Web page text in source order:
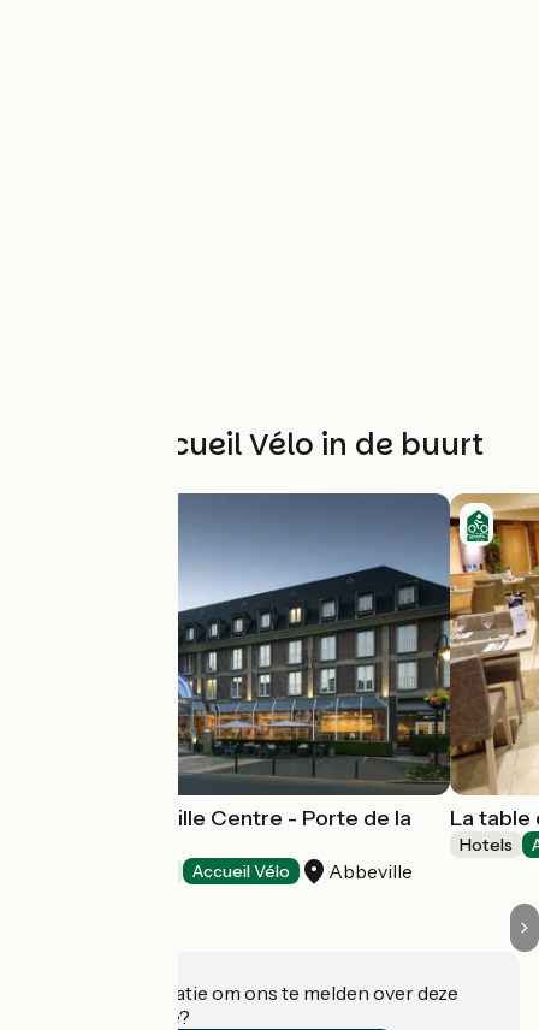
Andere Accueil Vélo in de buurt
Mercure Abbeville Centre - Porte de la
Accueil Vélo Abbeville
La table
Hotels
Heeft u informatie om ons te melden over deze
accommodatie?